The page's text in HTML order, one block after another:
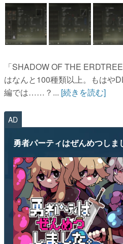
「SHADOW OF THE
はなんと100種類以上。もはや
編では……？... [続きを読む]
AD
勇者パーティはぜんめつしま